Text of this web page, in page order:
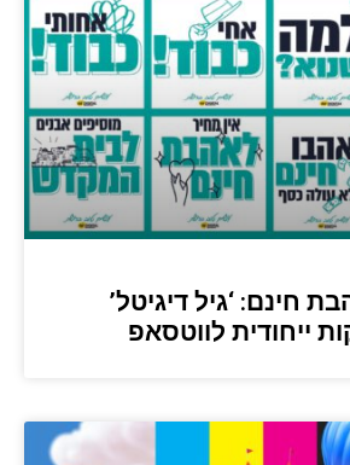
חינם: ‘גיל דיגיטל’
ייחודית לווטסאפ